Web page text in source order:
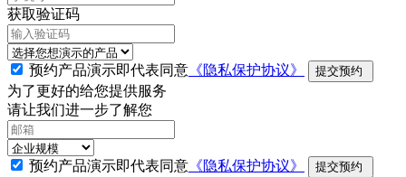
获取验证码
预约产品演示即代表同意 《隐私保护协议》 提交预约
为了更好的给您提供服务
请让我们进一步了解您
预约产品演示即代表同意 《隐私保护协议》 提交预约